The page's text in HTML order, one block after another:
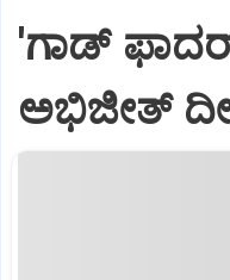
'ಗಾಡ್
ಅಭಿಜೀತ್